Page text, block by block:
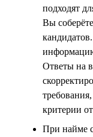
подходят
Вы
Ответы на
критерии
При найме